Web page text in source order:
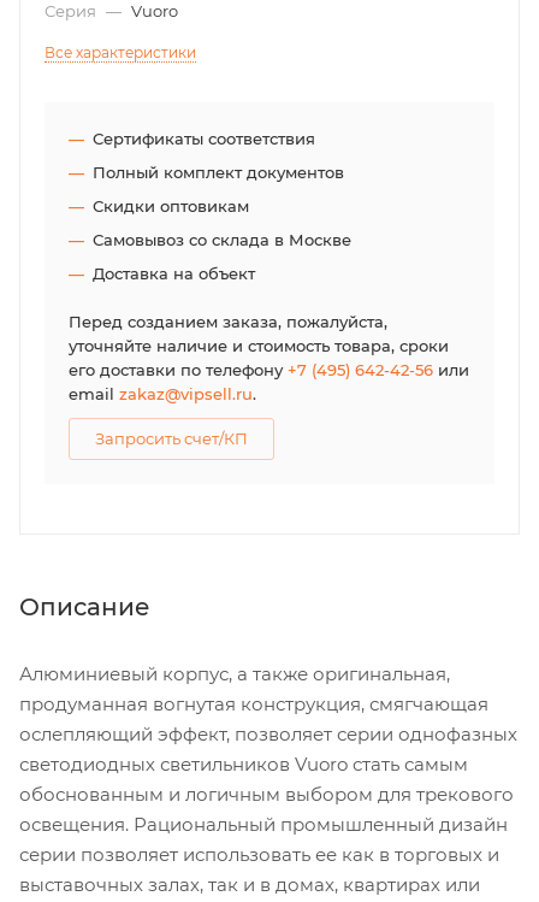
Серия — Vuoro
Все характеристики
Сертификаты соответствия
Полный комплект документов
Скидки оптовикам
Самовывоз со склада в Москве
Доставка на объект
Перед созданием заказа, пожалуйста,
уточняйте наличие и стоимость товара, сроки
его доставки по телефону+7 (495) 642-42-56 или
email zakaz@vipsell.ru.
Запросить счет/КП
Описание
Алюминиевый корпус, а также оригинальная,
продуманная вогнутая конструкция, смягчающая
ослепляющий эффект, позволяет серии однофазных
светодиодных светильников Vuoro стать самым
обоснованным и логичным выбором для трекового
освещения. Рациональный промышленный дизайн
серии позволяет использовать ее как в торговых и
выставочных залах, так и в домах, квартирах или